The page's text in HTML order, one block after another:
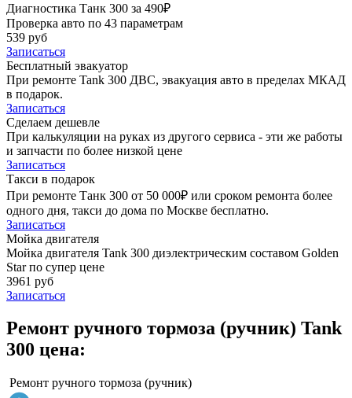
Диагностика Танк 300 за 490₽
Проверка авто по 43 параметрам
539 руб
Записаться
Бесплатный эвакуатор
При ремонте Tank 300 ДВС, эвакуация авто в пределах МКАД
в подарок.
Записаться
Сделаем дешевле
При калькуляции на руках из другого сервиса - эти же работы
и запчасти по более низкой цене
Записаться
Такси в подарок
При ремонте Танк 300 от 50 000₽ или сроком ремонта более
одного дня, такси до дома по Москве бесплатно.
Записаться
Мойка двигателя
Мойка двигателя Tank 300 диэлектрическим составом Golden
Star по супер цене
3961 руб
Записаться
Ремонт ручного тормоза (ручник) Tank
300 цена:
Ремонт ручного тормоза (ручник)